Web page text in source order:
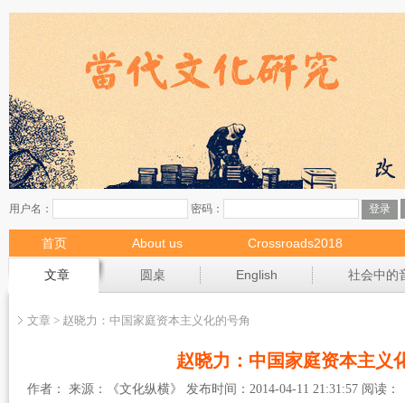
首页 About us
Crossroads2018
现场
文章 圆桌 English 社会中的
文章 > 赵晓力：中国家庭资本主义化的号角
赵晓力：中国家庭资本主义
作者： 来源：《文化纵横》 发布时间：2014-04-11 21:31:57 阅读：